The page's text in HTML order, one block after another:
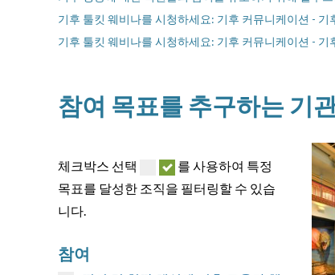
기후 툴킷 웨비나를 시청하세요: 기후 커뮤니케이션 -
기후 툴킷 웨비나를 시청하세요: 기후 커뮤니케이션 -
참여 목표를 추구하는 기
체크박스 선택
를 사용하여 특정
목표를 달성한 조직을 필터링할 수 있습
니다.
참여